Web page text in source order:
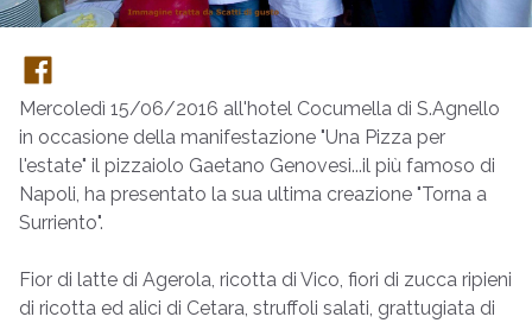
Mercoledì 15/06/2016 all'hotel Cocumella di S.Agnello
in occasione della manifestazione "Una Pizza per
l'estate" il pizzaiolo Gaetano Genovesi...il più famoso di
Napoli, ha presentato la sua ultima creazione "Torna a
Surriento".
Fior di latte di Agerola, ricotta di Vico, fiori di zucca ripieni
di ricotta ed alici di Cetara, struffoli salati, grattugiata di